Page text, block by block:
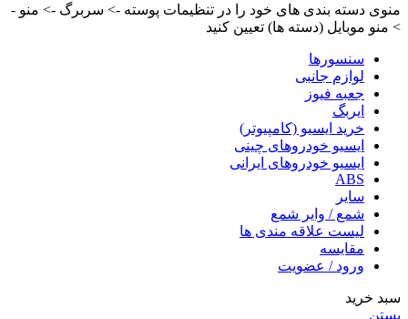
منوی دسته بندی های خود را در تنظیمات پوسته -> سربرگ -> منو -
> منو موبایل (دسته ها) تعیین کنید
سنسورها
لوازم جانبی
جعبه فیوز
ایربگ
خرید ایسیو (کامپیوتر)
ایسیو خودروهای چینی
ایسیو خودروهای ایرانی
ABS
سایر
شمع / وایر شمع
لیست علاقه مندی ها
مقایسه
ورود / عضویت
سبد خرید
بستن